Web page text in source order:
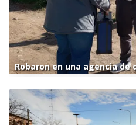
Robaron en una agencia de